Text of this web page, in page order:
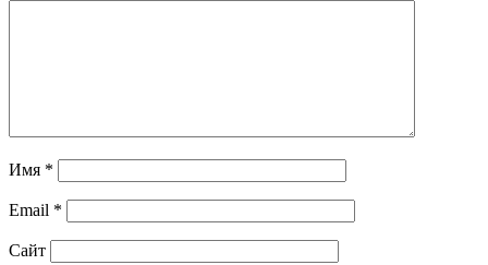
Имя *
Email *
Сайт